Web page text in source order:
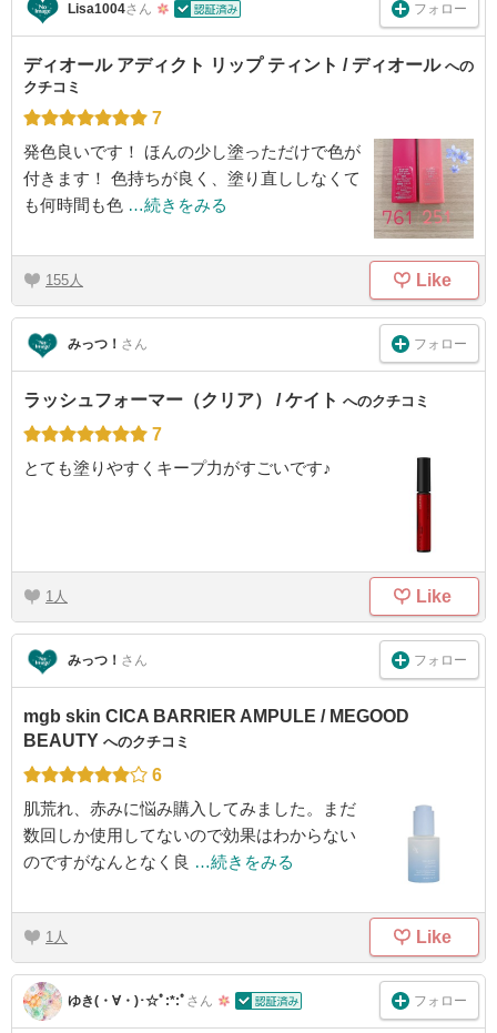
Lisa1004さん フォロー
ディオール アディクト リップ ティント / ディオール への
クチコミ
7
発色良いです！ ほんの少し塗っただけで色が
付きます！ 色持ちが良く、塗り直ししなくて
も何時間も色 …続きをみる
155 Like
みっつ！ さん フォロー
ラッシュフォーマー（クリア） / ケイト へのクチコミ
7
とても塗りやすくキープ力がすごいです♪
1 Like
みっつ！ さん フォロー
mgb skin CICA BARRIER AMPULE / MEGOOD
BEAUTY へのクチコミ
6
肌荒れ、赤みに悩み購入してみました。まだ
数回しか使用してないので効果はわからない
のですがなんとなく良 …続きをみる
1 Like
ゆき(・∀・)･☆ﾟ:*:ﾟ さん フォロー